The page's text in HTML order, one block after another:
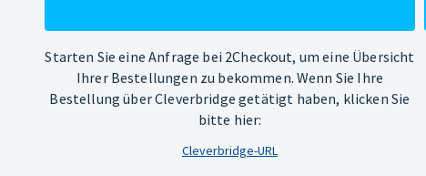
Starten Sie eine Anfrage bei 2Checkout, um eine Übersicht
Ihrer Bestellungen zu bekommen. Wenn Sie Ihre
Bestellung über Cleverbridge getätigt haben, klicken Sie
bitte hier:
Cleverbridge-URL